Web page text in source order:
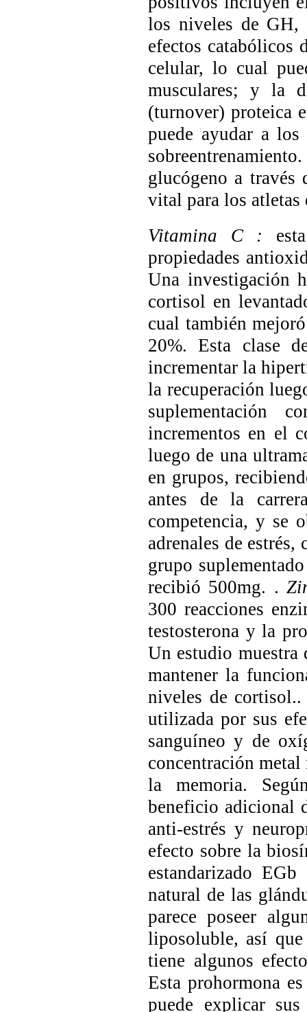
los niveles de GH,
efectos catabólicos
celular, lo cual
musculares; y la
(turnover) proteica
puede ayudar a
glucógeno a través
vital para los atletas
Vitamina C :
propiedades
Una investigación
cortisol en
cual también
20%. Esta clase
incrementar la
la recuperación
suplementación
incrementos en el
luego de una
en grupos,
antes de la
competencia, y se
adrenales de
grupo
recibió 500mg. .
300 reacciones
testosterona y la
Un estudio muestra
mantener la
niveles de
utilizada por sus
sanguíneo y de
concentración
la memoria.
beneficio adicional
anti-estrés y
efecto sobre la
estandarizado
natural de las
parece poseer
liposoluble, así que
tiene algunos
Esta prohormona
puede explicar